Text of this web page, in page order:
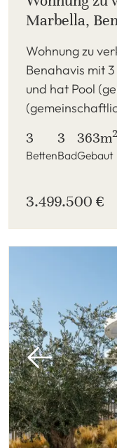
Marbella,
Wohnung zu
Benahavis mit
und hat Pool
3
Betten
3
Bad
363m2
Gebaut
3.499.500 €